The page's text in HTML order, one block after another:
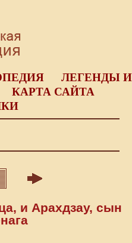
ЛЕГЕНДЫ И
КАРТА САЙТА
и Арахдзау, сын